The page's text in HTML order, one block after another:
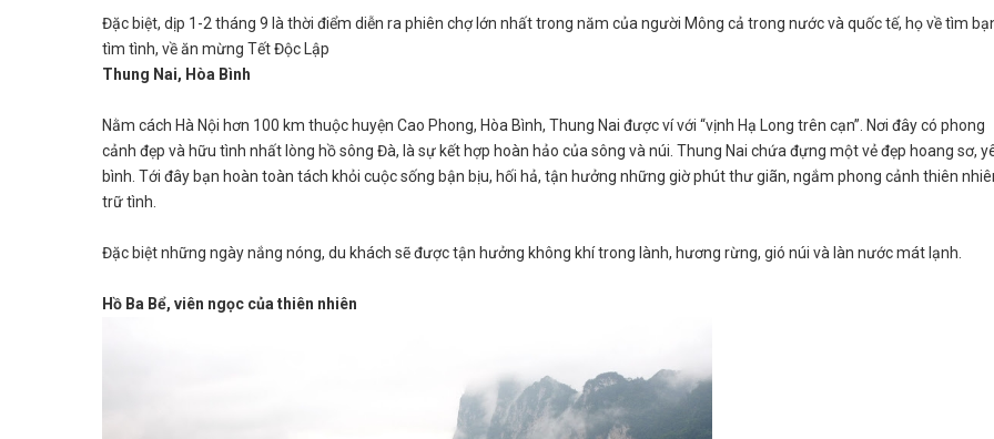
Đặc biệt, dịp 1-2 tháng 9 là thời điểm diễn ra phiên chợ lớn nhất trong năm của người Mông cả trong nước và quốc tế, họ về tìm
tìm tình, về ăn mừng Tết Độc Lập
Thung Nai, Hòa Bình
Nằm cách Hà Nội hơn 100 km thuộc huyện Cao Phong, Hòa Bình, Thung Nai được ví với “vịnh Hạ Long trên cạn”. Nơi đây có phong
cảnh đẹp và hữu tình nhất lòng hồ sông Đà, là sự kết hợp hoàn hảo của sông và núi. Thung Nai chứa đựng một vẻ đẹp hoang sơ,
bình. Tới đây bạn hoàn toàn tách khỏi cuộc sống bận bịu, hối hả, tận hưởng những giờ phút thư giãn, ngắm phong cảnh thiên
trữ tình.
Đặc biệt những ngày nắng nóng, du khách sẽ được tận hưởng không khí trong lành, hương rừng, gió núi và làn nước mát lạnh.
Hồ Ba Bể, viên ngọc của thiên nhiên